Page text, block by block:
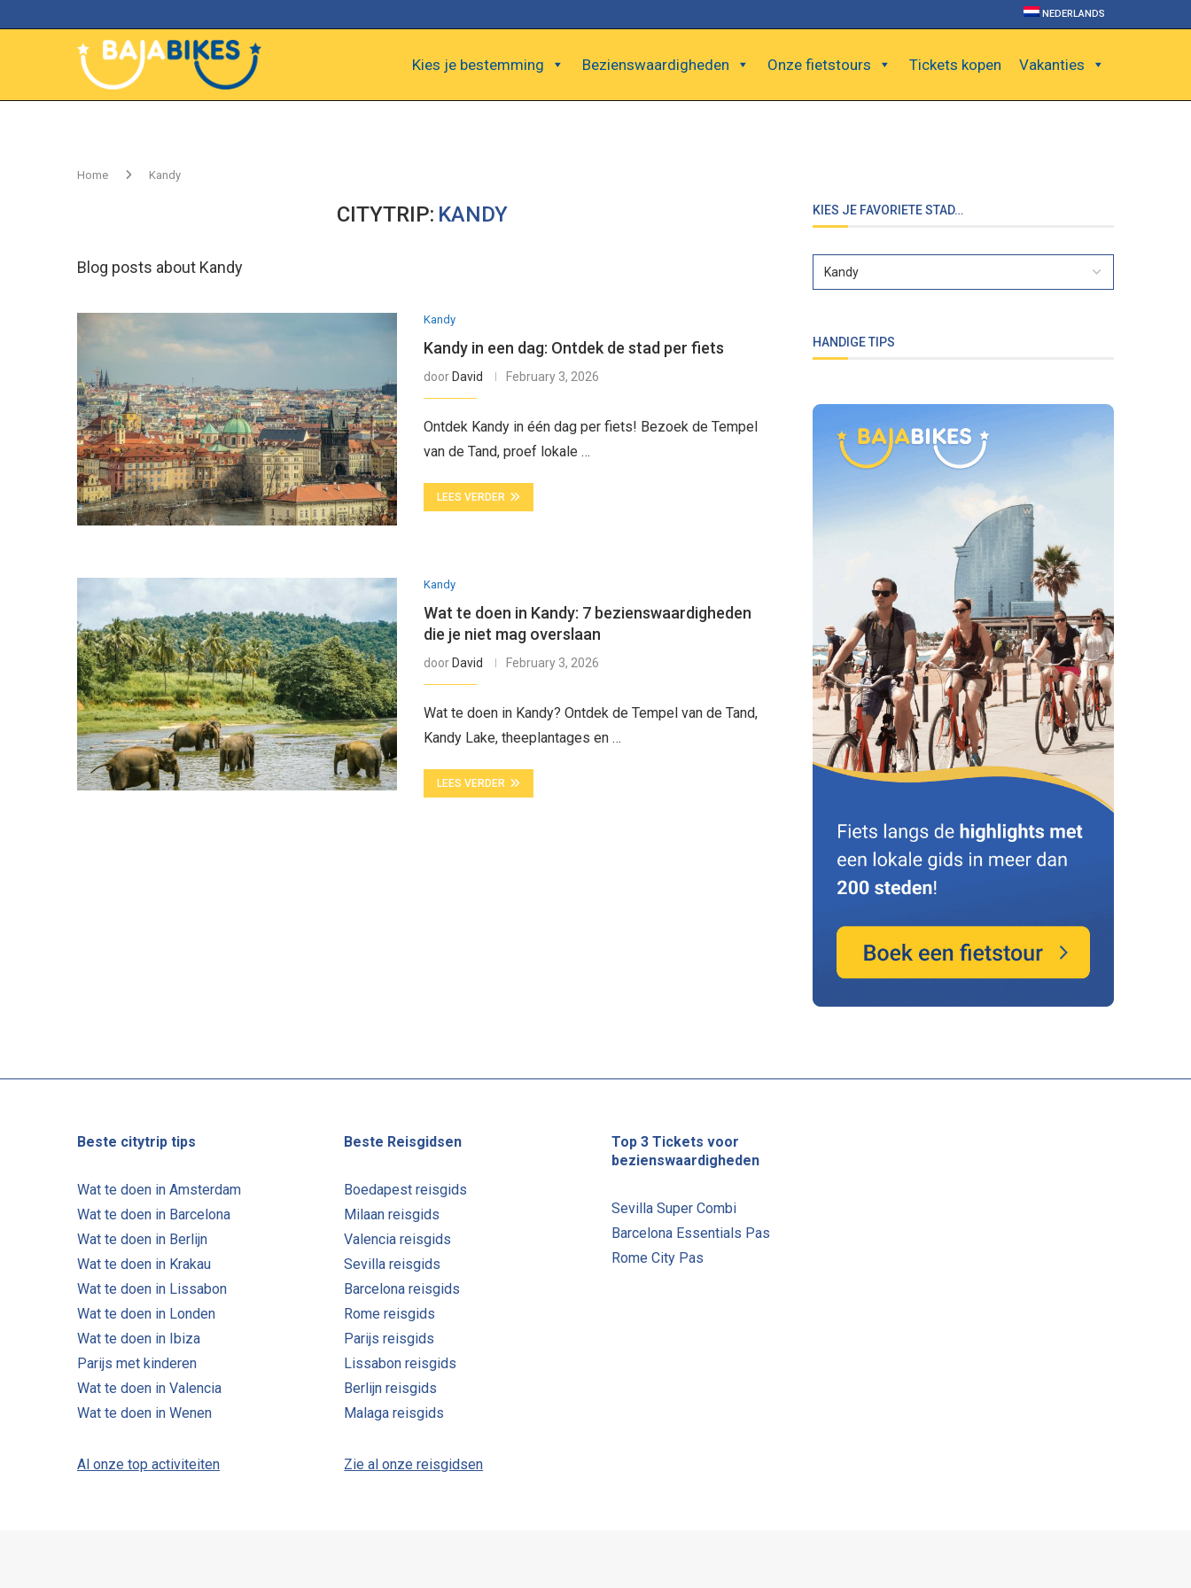
NEDERLANDS
Kies je bestemming Bezienswaardigheden Onze fietstours Tickets kopen Vakanties
Home Kandy
CITYTRIP: KANDY
Blog posts about Kandy
Kandy
Kandy in een dag: Ontdek de stad per fiets
door David February 3, 2026
Ontdek Kandy in één dag per fiets! Bezoek de Tempel
van de Tand, proef lokale …
LEES VERDER
Kandy
Wat te doen in Kandy: 7 bezienswaardigheden
die je niet mag overslaan
door David February 3, 2026
Wat te doen in Kandy? Ontdek de Tempel van de Tand,
Kandy Lake, theeplantages en …
LEES VERDER
KIES JE FAVORIETE STAD…
HANDIGE TIPS
Beste citytrip tips
Wat te doen in Amsterdam
Wat te doen in Barcelona
Wat te doen in Berlijn
Wat te doen in Krakau
Wat te doen in Lissabon
Wat te doen in Londen
Wat te doen in Ibiza
Parijs met kinderen
Wat te doen in Valencia
Wat te doen in Wenen
Al onze top activiteiten
Beste Reisgidsen
Boedapest reisgids
Milaan reisgids
Valencia reisgids
Sevilla reisgids
Barcelona reisgids
Rome reisgids
Parijs reisgids
Lissabon reisgids
Berlijn reisgids
Malaga reisgids
Zie al onze reisgidsen
Top 3 Tickets voor
bezienswaardigheden
Sevilla Super Combi
Barcelona Essentials Pas
Rome City Pas